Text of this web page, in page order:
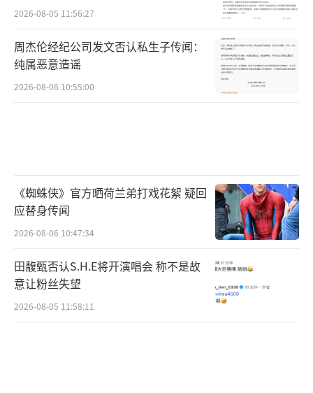
2026-08-05 11:56:27
周杰伦经纪公司发文否认私生子传闻：
纯属恶意造谣
2026-08-06 10:55:00
《蜘蛛侠》官方晒荷兰弟打戏花絮 疑回
应替身传闻
2026-08-06 10:47:34
田馥甄否认S.H.E将开演唱会 称不是故
意让粉丝失望
2026-08-05 11:58:11